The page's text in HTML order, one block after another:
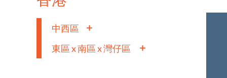
中西區
東區 x 南區 x 灣仔區